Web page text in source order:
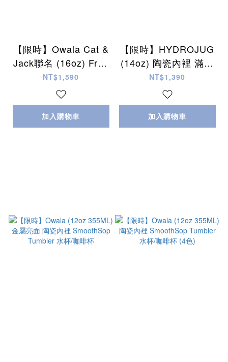
【限時】Owala Cat &
Jack聯名 (16oz) Free
Sip FreeSip 水壺 (內
有吸管) (6款)
NT$1,590
加入購物車
【限時】HYDROJUG
(14oz) 陶瓷內裡 滿版
圖案 Tumbler 吸管喝
水杯 (4色)
NT$1,390
加入購物車